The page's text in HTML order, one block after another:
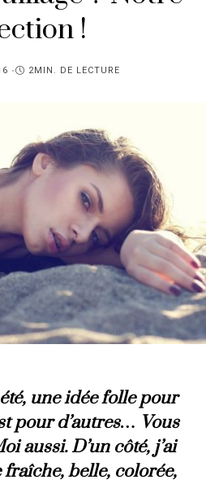
!
2MIN. DE LECTURE
une idée folle pour
pour d’autres… Vous
aussi. D’un côté, j’ai
fraîche, belle, colorée,